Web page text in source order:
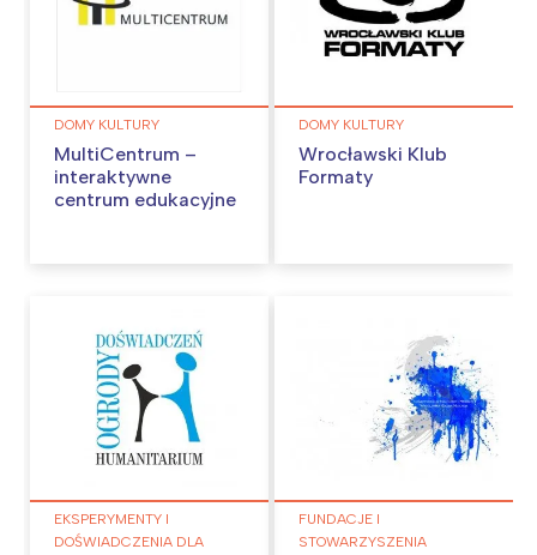
DOMY KULTURY
MultiCentrum –
interaktywne
centrum edukacyjne
DOMY KULTURY
Wrocławski Klub
Formaty
EKSPERYMENTY I
DOŚWIADCZENIA DLA
FUNDACJE I
STOWARZYSZENIA